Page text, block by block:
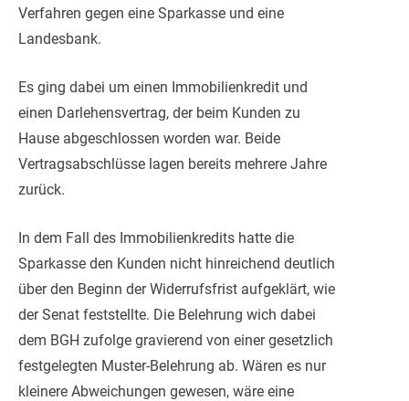
Verfahren gegen eine Sparkasse und eine
Landesbank.
Es ging dabei um einen Immobilienkredit und
einen Darlehensvertrag, der beim Kunden zu
Hause abgeschlossen worden war. Beide
Vertragsabschlüsse lagen bereits mehrere Jahre
zurück.
In dem Fall des Immobilienkredits hatte die
Sparkasse den Kunden nicht hinreichend deutlich
über den Beginn der Widerrufsfrist aufgeklärt, wie
der Senat feststellte. Die Belehrung wich dabei
dem BGH zufolge gravierend von einer gesetzlich
festgelegten Muster-Belehrung ab. Wären es nur
kleinere Abweichungen gewesen, wäre eine